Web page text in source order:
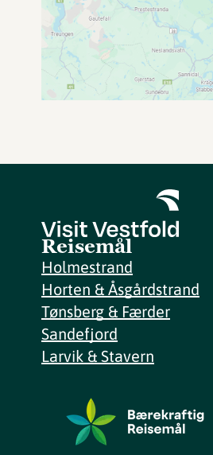
Reisemål
Holmestrand
Horten & Åsgårdstrand
Tønsberg & Færder
Sandefjord
Larvik & Stavern